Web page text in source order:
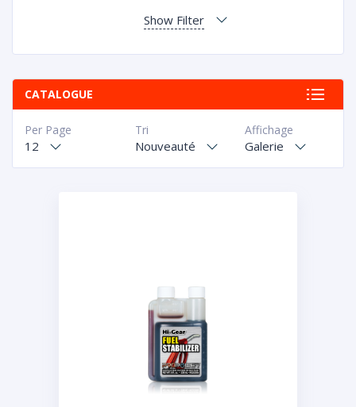
Show Filter
CATALOGUE
Affichage
Galerie
Tri
Nouveauté
Per Page
12